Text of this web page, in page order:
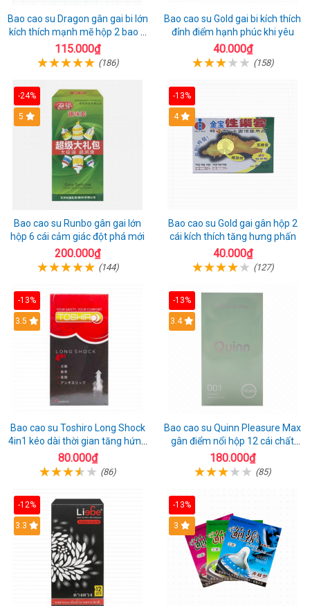
Bao cao su Dragon gân gai bi lớn
kích thích mạnh mẽ hộp 2 bao +
1 riêng
115.000₫
(186)
Bao cao su Gold gai bi kích thích
đỉnh điểm hạnh phúc khi yêu
40.000₫
(158)
-24%
Hot
5
Bao cao su Runbo gân gai lớn
hộp 6 cái cảm giác đột phá mới
200.000₫
(144)
-13%
Hot
4
Bao cao su Gold gai gân hộp 2
cái kích thích tăng hưng phấn
40.000₫
(127)
-13%
3.5
Bao cao su Toshiro Long Shock
4in1 kéo dài thời gian tăng hứng
thú hộp 10
80.000₫
(86)
-13%
3.4
Bao cao su Quinn Pleasure Max
gân điểm nổi hộp 12 cái chất
lượng
180.000₫
(85)
-12%
3.3
-13%
3